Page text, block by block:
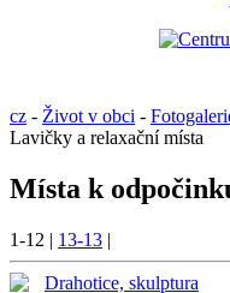
cz - Život v obci -
Lavičky a relaxační místa
Místa k
1-12 | 13-13 |